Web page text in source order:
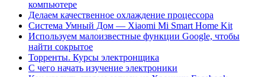
компьютере
Делаем качественное охлаждение процессора
Система Умный Дом — Xiaomi Mi Smart Home Kit
Используем малоизвестные функции Google, чтобы
найти сокрытое
Торренты. Курсы электронщика
С чего начать изучение электроники